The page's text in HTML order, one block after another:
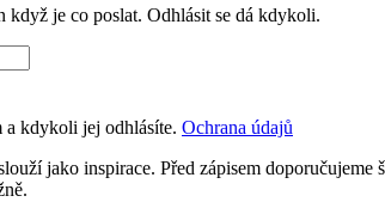
když je co poslat. Odhlásit se dá kdykoli.
a kdykoli jej odhlásíte. Ochrana údajů
jako inspirace. Před zápisem